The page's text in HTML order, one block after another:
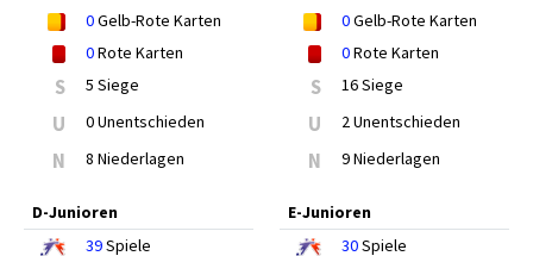
0Gelb-Rote Karten
0Rote Karten
S 5 Siege
U 0 Unentschieden
N 8 Niederlagen
0Gelb-Rote Karten
0Rote Karten
S 16 Siege
U 2 Unentschieden
N 9 Niederlagen
D-Junioren
39Spiele
E-Junioren
30Spiele